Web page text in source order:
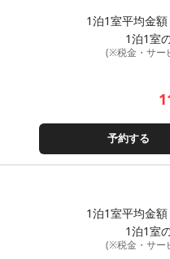
1泊1室平均金
1泊1室
(※税金・サー
予約する
1泊1室平均金
1泊1室
(※税金・サー